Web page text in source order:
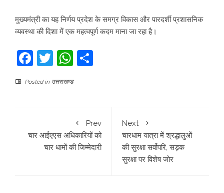
मुख्यमंत्री का यह निर्णय प्रदेश के समग्र विकास और पारदर्शी प्रशासनिक
व्यवस्था की दिशा में एक महत्वपूर्ण कदम माना जा रहा है।
Facebook
TwitterWhatsApp
Posted in उत्तराखण्ड
Prev
चार आईएएस अधिकारियों को
चार धामों की जिम्मेदारी
Next
चारधाम यात्रा में श्रद्धालुओं
की सुरक्षा सर्वोपरि, सड़क
सुरक्षा पर विशेष जोर